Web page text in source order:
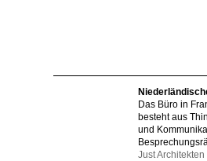
Das Büro in
besteht aus
und
Just Architekten